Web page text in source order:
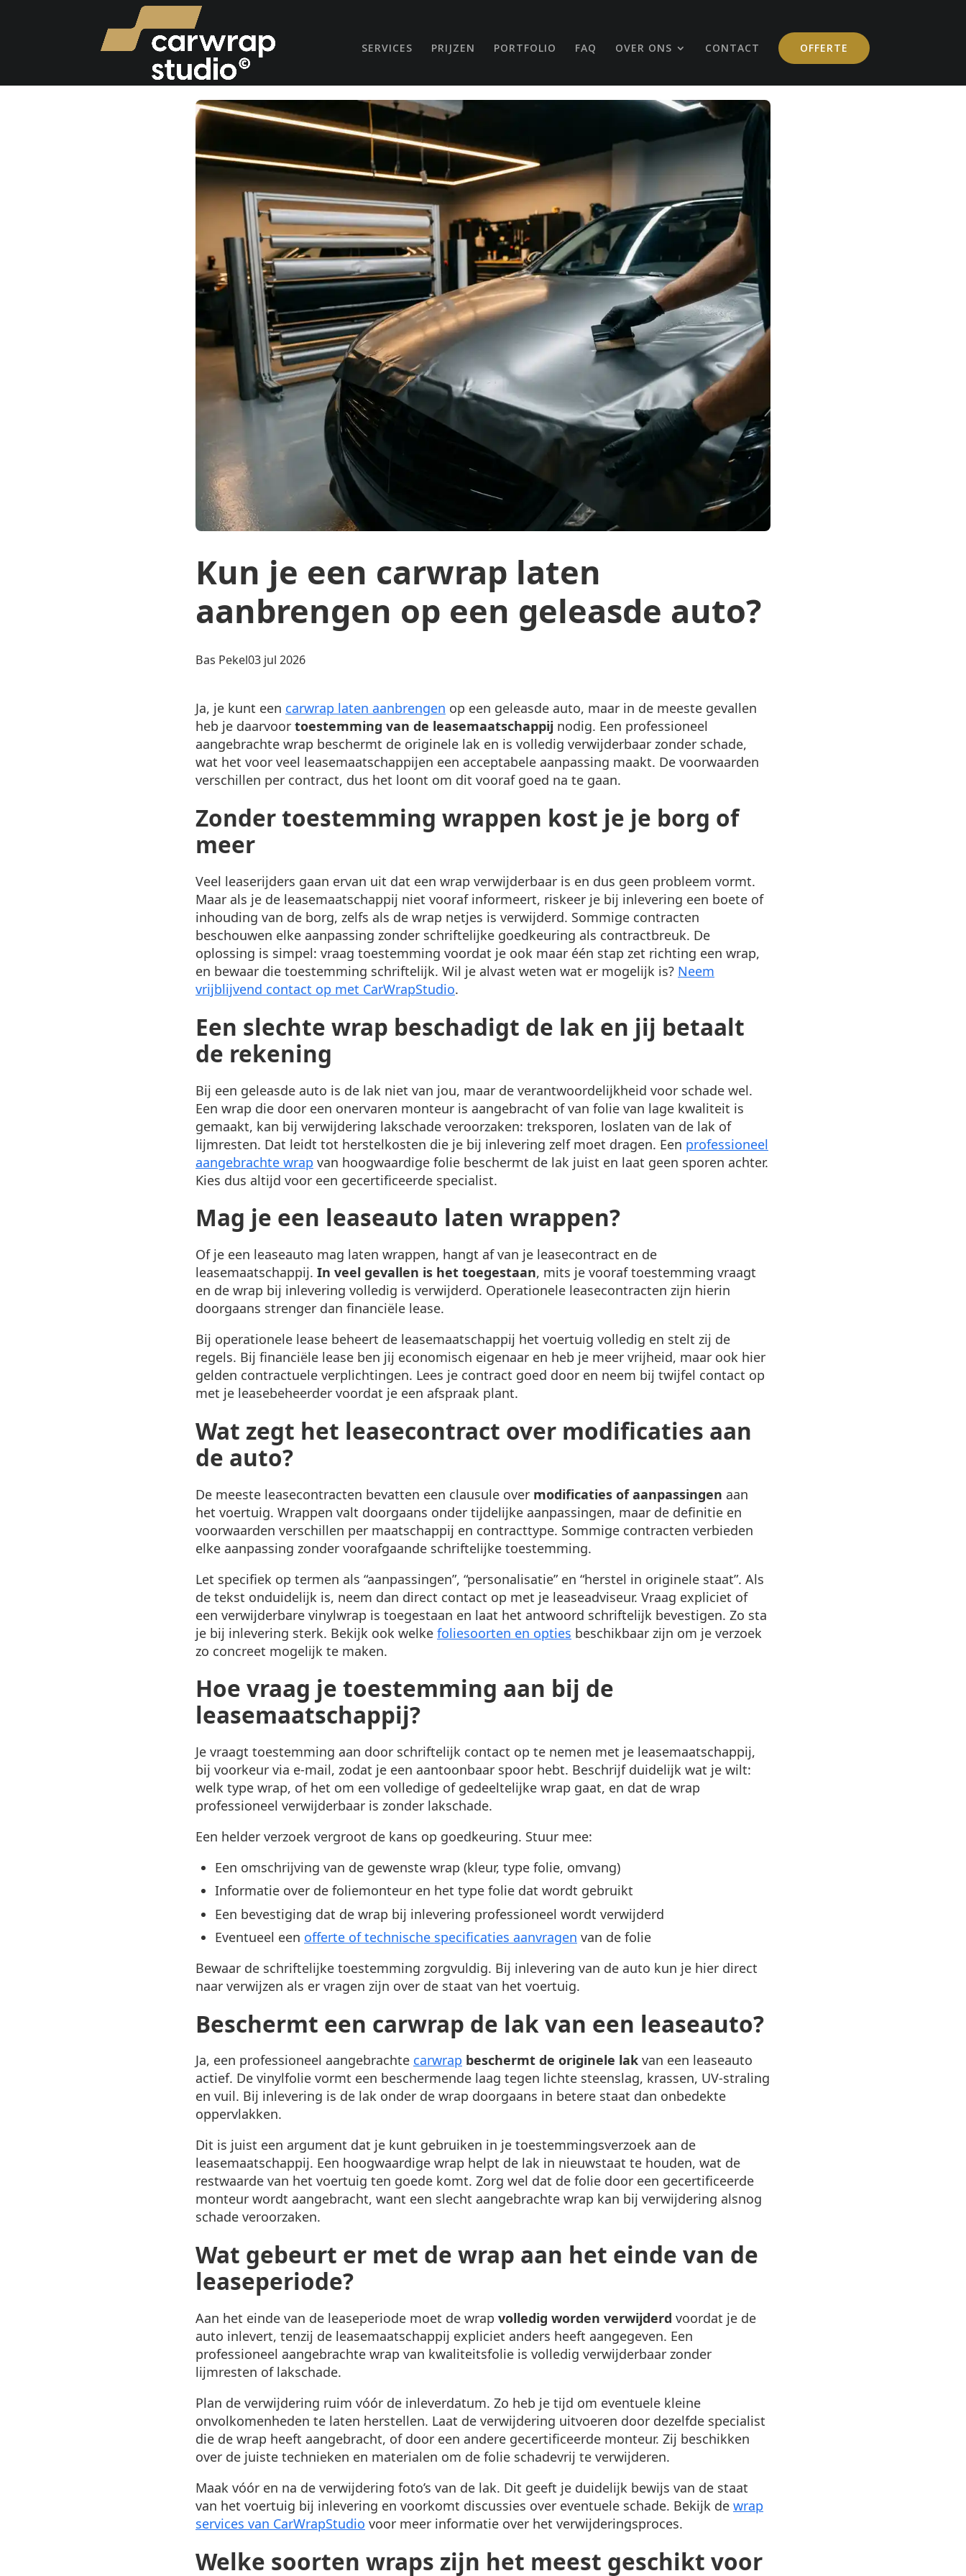
SERVICES PRIJZEN PORTFOLIO FAQ OVER ONS CONTACT OFFERTE
Kun je een carwrap laten
aanbrengen op een geleasde auto?
Posted
Bas Pekel03 jul 2026
Ja, je kunt een carwrap laten aanbrengen op een geleasde auto, maar in de meeste gevallen
heb je daarvoor toestemming van de leasemaatschappij nodig. Een professioneel
aangebrachte wrap beschermt de originele lak en is volledig verwijderbaar zonder schade,
wat het voor veel leasemaatschappijen een acceptabele aanpassing maakt. De voorwaarden
verschillen per contract, dus het loont om dit vooraf goed na te gaan.
Zonder toestemming wrappen kost je je borg of
meer
Veel leaserijders gaan ervan uit dat een wrap verwijderbaar is en dus geen probleem vormt.
Maar als je de leasemaatschappij niet vooraf informeert, riskeer je bij inlevering een boete of
inhouding van de borg, zelfs als de wrap netjes is verwijderd. Sommige contracten
beschouwen elke aanpassing zonder schriftelijke goedkeuring als contractbreuk. De
oplossing is simpel: vraag toestemming voordat je ook maar één stap zet richting een wrap,
en bewaar die toestemming schriftelijk. Wil je alvast weten wat er mogelijk is? Neem
vrijblijvend contact op met CarWrapStudio.
Een slechte wrap beschadigt de lak en jij betaalt
de rekening
Bij een geleasde auto is de lak niet van jou, maar de verantwoordelijkheid voor schade wel.
Een wrap die door een onervaren monteur is aangebracht of van folie van lage kwaliteit is
gemaakt, kan bij verwijdering lakschade veroorzaken: treksporen, loslaten van de lak of
lijmresten. Dat leidt tot herstelkosten die je bij inlevering zelf moet dragen. Een professioneel
aangebrachte wrap van hoogwaardige folie beschermt de lak juist en laat geen sporen achter.
Kies dus altijd voor een gecertificeerde specialist.
Mag je een leaseauto laten wrappen?
Of je een leaseauto mag laten wrappen, hangt af van je leasecontract en de
leasemaatschappij. In veel gevallen is het toegestaan, mits je vooraf toestemming vraagt
en de wrap bij inlevering volledig is verwijderd. Operationele leasecontracten zijn hierin
doorgaans strenger dan financiële lease.
Bij operationele lease beheert de leasemaatschappij het voertuig volledig en stelt zij de
regels. Bij financiële lease ben jij economisch eigenaar en heb je meer vrijheid, maar ook hier
gelden contractuele verplichtingen. Lees je contract goed door en neem bij twijfel contact op
met je leasebeheerder voordat je een afspraak plant.
Wat zegt het leasecontract over modificaties aan
de auto?
De meeste leasecontracten bevatten een clausule over modificaties of aanpassingen aan
het voertuig. Wrappen valt doorgaans onder tijdelijke aanpassingen, maar de definitie en
voorwaarden verschillen per maatschappij en contracttype. Sommige contracten verbieden
elke aanpassing zonder voorafgaande schriftelijke toestemming.
Let specifiek op termen als “aanpassingen”, “personalisatie” en “herstel in originele staat”. Als
de tekst onduidelijk is, neem dan direct contact op met je leaseadviseur. Vraag expliciet of
een verwijderbare vinylwrap is toegestaan en laat het antwoord schriftelijk bevestigen. Zo sta
je bij inlevering sterk. Bekijk ook welke foliesoorten en opties beschikbaar zijn om je verzoek
zo concreet mogelijk te maken.
Hoe vraag je toestemming aan bij de
leasemaatschappij?
Je vraagt toestemming aan door schriftelijk contact op te nemen met je leasemaatschappij,
bij voorkeur via e-mail, zodat je een aantoonbaar spoor hebt. Beschrijf duidelijk wat je wilt:
welk type wrap, of het om een volledige of gedeeltelijke wrap gaat, en dat de wrap
professioneel verwijderbaar is zonder lakschade.
Een helder verzoek vergroot de kans op goedkeuring. Stuur mee:
Een omschrijving van de gewenste wrap (kleur, type folie, omvang)
Informatie over de foliemonteur en het type folie dat wordt gebruikt
Een bevestiging dat de wrap bij inlevering professioneel wordt verwijderd
Eventueel een offerte of technische specificaties aanvragen van de folie
Bewaar de schriftelijke toestemming zorgvuldig. Bij inlevering van de auto kun je hier direct
naar verwijzen als er vragen zijn over de staat van het voertuig.
Beschermt een carwrap de lak van een leaseauto?
Ja, een professioneel aangebrachte carwrap beschermt de originele lak van een leaseauto
actief. De vinylfolie vormt een beschermende laag tegen lichte steenslag, krassen, UV-straling
en vuil. Bij inlevering is de lak onder de wrap doorgaans in betere staat dan onbedekte
oppervlakken.
Dit is juist een argument dat je kunt gebruiken in je toestemmingsverzoek aan de
leasemaatschappij. Een hoogwaardige wrap helpt de lak in nieuwstaat te houden, wat de
restwaarde van het voertuig ten goede komt. Zorg wel dat de folie door een gecertificeerde
monteur wordt aangebracht, want een slecht aangebrachte wrap kan bij verwijdering alsnog
schade veroorzaken.
Wat gebeurt er met de wrap aan het einde van de
leaseperiode?
Aan het einde van de leaseperiode moet de wrap volledig worden verwijderd voordat je de
auto inlevert, tenzij de leasemaatschappij expliciet anders heeft aangegeven. Een
professioneel aangebrachte wrap van kwaliteitsfolie is volledig verwijderbaar zonder
lijmresten of lakschade.
Plan de verwijdering ruim vóór de inleverdatum. Zo heb je tijd om eventuele kleine
onvolkomenheden te laten herstellen. Laat de verwijdering uitvoeren door dezelfde specialist
die de wrap heeft aangebracht, of door een andere gecertificeerde monteur. Zij beschikken
over de juiste technieken en materialen om de folie schadevrij te verwijderen.
Maak vóór en na de verwijdering foto’s van de lak. Dit geeft je duidelijk bewijs van de staat
van het voertuig bij inlevering en voorkomt discussies over eventuele schade. Bekijk de wrap
services van CarWrapStudio voor meer informatie over het verwijderingsproces.
Welke soorten wraps zijn het meest geschikt voor